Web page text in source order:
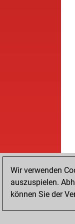
Wir verwenden
auszuspielen.
können Sie der